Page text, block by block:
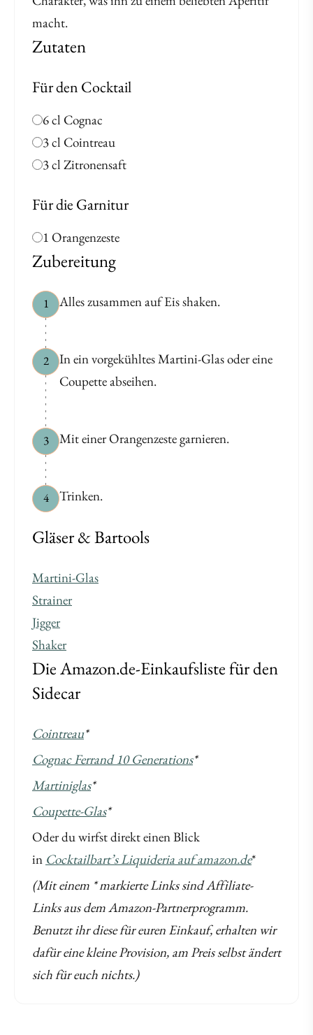
macht.
Zutaten
Für den Cocktail
6 cl Cognac
3 cl Cointreau
3 cl Zitronensaft
Für die Garnitur
1 Orangenzeste
Zubereitung
1 Alles zusammen auf Eis shaken.
2
In ein vorgekühltes Martini-Glas oder eine
Coupette abseihen.
3 Mit einer Orangenzeste garnieren.
4 Trinken.
Gläser & Bartools
Martini-Glas
Strainer
Jigger
Shaker
Die Amazon.de-Einkaufsliste für den
Sidecar
Cointreau*
Cognac Ferrand 10 Generations*
Martiniglas*
Coupette-Glas*
Oder du wirfst direkt einen Blick
in Cocktailbart’s Liquideria auf amazon.de*
(Mit einem * markierte Links sind Affiliate-
Links aus dem Amazon-Partnerprogramm.
Benutzt ihr diese für euren Einkauf, erhalten wir
dafür eine kleine Provision, am Preis selbst ändert
sich für euch nichts.)